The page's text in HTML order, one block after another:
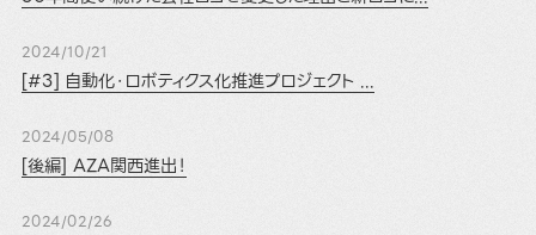
2024/10/21
[#3] 自動化・ロボティクス化推進プロジェクト ...
2024/05/08
[後編] AZA関西進出！
2024/02/26